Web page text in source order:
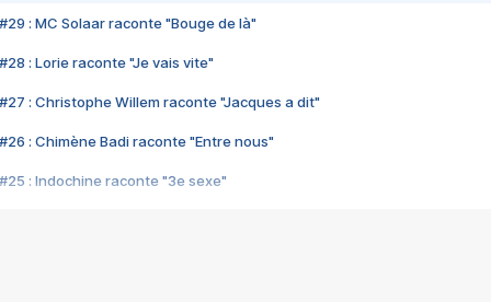
#29 : MC Solaar raconte "Bouge de là"
#28 : Lorie raconte "Je vais vite"
#27 : Christophe Willem raconte "Jacques a dit"
#26 : Chimène Badi raconte "Entre nous"
#25 : Indochine raconte "3e sexe"